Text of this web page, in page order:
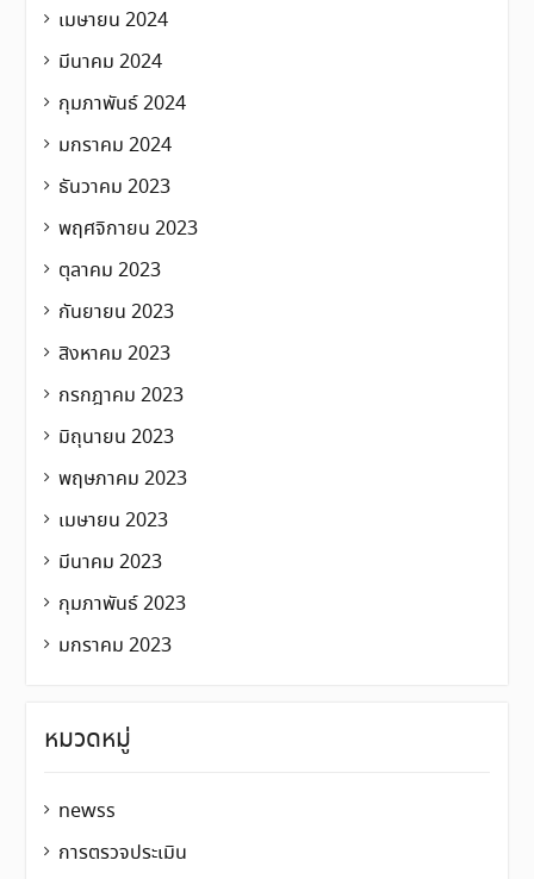
เมษายน 2024
มีนาคม 2024
กุมภาพันธ์ 2024
มกราคม 2024
ธันวาคม 2023
พฤศจิกายน 2023
ตุลาคม 2023
กันยายน 2023
สิงหาคม 2023
กรกฎาคม 2023
มิถุนายน 2023
พฤษภาคม 2023
เมษายน 2023
มีนาคม 2023
กุมภาพันธ์ 2023
มกราคม 2023
หมวดหมู่
newss
การตรวจประเมิน